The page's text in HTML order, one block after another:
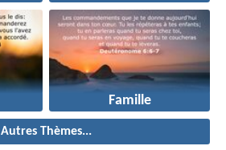
Famille
Autres Thèmes...